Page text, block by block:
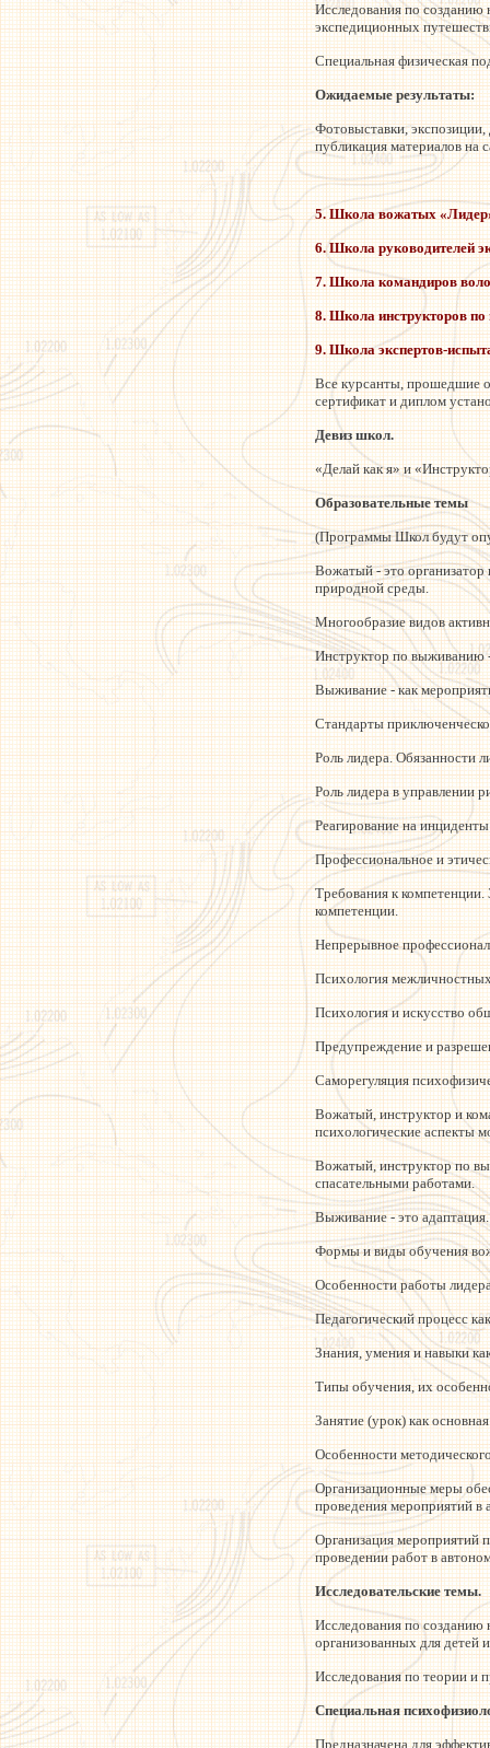
Исследования по созданию
экспедиционных
Специальная физическая
Ожидаемые результаты:
Фотовыставки,
публикация материалов на
5. Школа вожатых
6. Школа руководителей
7. Школа командиров
8. Школа инструкторов
9. Школа экспертов-
Все курсанты, прошедшие
сертификат и диплом
Девиз школ.
«Делай как я» и
Образовательные темы
(Программы Школ будут
Вожатый - это
природной среды.
Многообразие видов
Инструктор по выживанию
Выживание - как
Стандарты
Роль лидера. Обязанности
Роль лидера в управлении
Реагирование на
Профессиональное и
Требования к
компетенции.
Непрерывное
Психология
Психология и искусство
Предупреждение и
Саморегуляция
Вожатый, инструктор и
психологические аспекты
Вожатый, инструктор по
спасательными работами.
Выживание - это
Формы и виды обучения
Особенности работы
Педагогический процесс
Знания, умения и навыки
Типы обучения, их
Занятие (урок) как
Особенности
Организационные меры
проведения мероприятий
Организация мероприятий
проведении работ в
Исследовательские темы.
Исследования по
организованных для детей
Исследования по теории и
Специальная
Предназначена для